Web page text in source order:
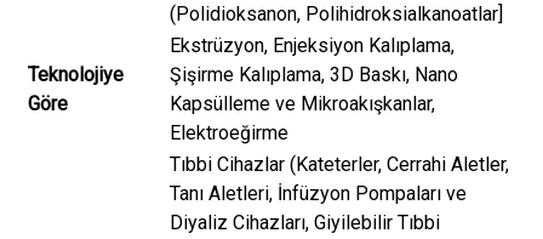
(Polidioksanon, Polihidroksialkanoatlar]
Teknolojiye
Göre
Ekstrüzyon, Enjeksiyon Kalıplama,
Şişirme Kalıplama, 3D Baskı, Nano
Kapsülleme ve Mikroakışkanlar,
Elektroeğirme
Tıbbi Cihazlar (Kateterler, Cerrahi Aletler,
Tanı Aletleri, İnfüzyon Pompaları ve
Diyaliz Cihazları, Giyilebilir Tıbbi